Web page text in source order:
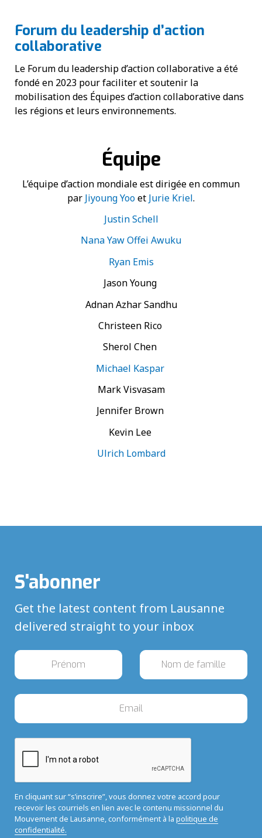
Forum du leadership d’action
collaborative
Le Forum du leadership d’action collaborative a été
fondé en 2023 pour faciliter et soutenir la
mobilisation des Équipes d’action collaborative dans
les régions et leurs environnements.
Équipe
L’équipe d’action mondiale est dirigée en commun
par Jiyoung Yooet Jurie Kriel.
Justin Schell
Nana Yaw Offei Awuku
Ryan Emis
Jason Young
Adnan Azhar Sandhu
Christeen Rico
Sherol Chen
Michael Kaspar
Mark Visvasam
Jennifer Brown
Kevin Lee
Ulrich Lombard
S'abonner
Get the latest content from Lausanne
delivered straight to your inbox
En cliquant sur “s’inscrire”, vous donnez votre accord pour
recevoir les courriels en lien avec le contenu missionnel du
Mouvement de Lausanne, conformément à la politique de
confidentialité.